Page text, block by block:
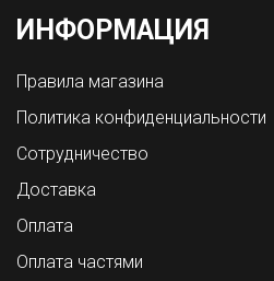
ИНФОРМАЦИЯ
Правила магазина
Политика конфиденциальности
Сотрудничество
Доставка
Оплата
Оплата частями